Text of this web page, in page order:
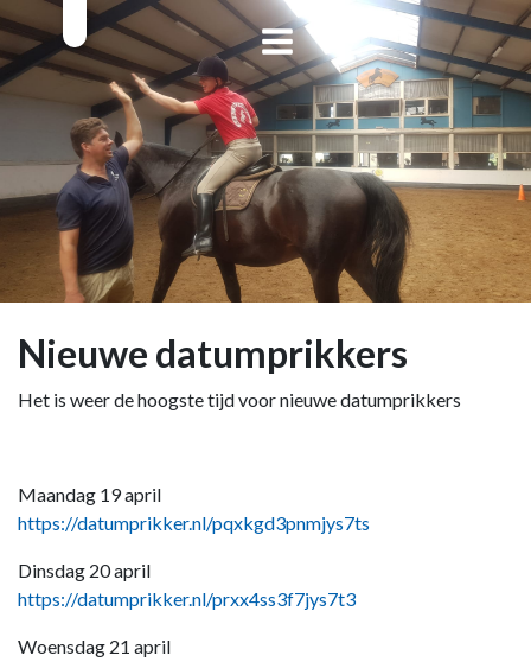
Nieuwe datumprikkers
Het is weer de hoogste tijd voor nieuwe datumprikkers
Maandag 19 april
https://datumprikker.nl/pqxkgd3pnmjys7ts
Dinsdag 20 april
https://datumprikker.nl/prxx4ss3f7jys7t3
Woensdag 21 april